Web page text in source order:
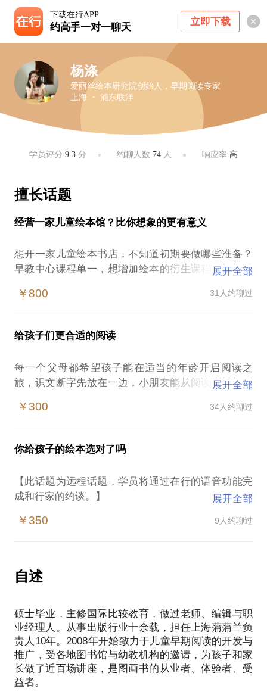
下载在行APP
约高手一对一聊天 立即下载
杨涤
爱丽丝绘本研究院创始人，早期阅读专家
上海 ・ 浦东联洋
学员评分9.3 分 约聊人数 74人 响应率 高
擅长话题
经营一家儿童绘本馆？比你想象的更有意义
想开一家儿童绘本书店，不知道初期要做哪些准备？
早教中心课程单一，想增加绘本的衍生课程？把奶粉
店建立之初，怎么打响品牌知名度？
如果你看好早期教育的市场前景；如果你是用绘本育
儿并希望开展自己事业的妈妈；我可以和你分享蒲蒲
儿童绘本馆的市场现状与前景；
儿童绘本的产品定位与衍生课程；
从今年起，二胎政策放开，每年会增加100万个婴
越来越重视早期教育的今天，这个市场的潜力无疑是
巨大的。开店不容易，盈利更不容易。在最初两三
年，我们曾经因为书卖不出去差点关门，可是第四年
开始我们开始扭亏为盈，会员活动场场爆满，各路媒
展开全部
￥800 31人约聊过
给孩子们更合适的阅读
每一个父母都希望孩子能在适当的年龄开启阅读之
旅，识文断字先放在一边，小朋友能从阅读中捕捉到
培养，以及想象力的萌发等，都是无限美好的事情。
光，有时会在书店一角看到一双父母带着子女坐在洒
满阳光的地板上捧着几本书读，那样的时光让人沉
阅读这件事，不仅对于成人来说至关重要，对于孩子
来说同样很重要。良好的阅读习惯如果可以从小养
话题里我会和你交流：
如何利用绘本让孩子爱上阅读；
不同年龄段的孩子应该读适龄的的绘本；
亲子阅读的技巧与误区；
如何用绘本故事进行育儿。
展开全部
￥300 34人约聊过
你给孩子的绘本选对了吗
【此话题为远程话题，学员将通过在行的语音功能完
成和行家的约谈。】
孩子出生后就用绘本开启育儿之路，但如何选适龄的
在这样的情况下，想培养孩子看书兴趣与习惯的家长
绘本的重要性？
如何给孩子选绘本？
如何用绘本跟育儿结合起来？
我在从事绘本行业近十年，在中国最专业的绘本馆蒲
展开全部
￥350 9人约聊过
自述
硕士毕业，主修国际比较教育，做过老师、编辑与职
业经理人。从事出版行业十余载，担任上海蒲蒲兰负
责人10年。2008年开始致力于儿童早期阅读的开发与
推广，受各地图书馆与幼教机构的邀请，为孩子和家
长做了近百场讲座，是图画书的从业者、体验者、受
益者。